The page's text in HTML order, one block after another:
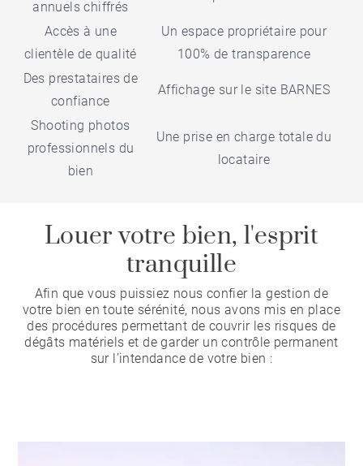
annuels chiffrés
Accès à une
clientèle de qualité
Un espace propriétaire pour
100% de transparence
Des prestataires de
confiance
Affichage sur le site BARNES
Shooting photos
professionnels du
bien
Une prise en charge totale du
locataire
Louer votre bien, l'esprit
tranquille
Afin que vous puissiez nous confier la gestion de
votre bien en toute sérénité, nous avons mis en place
des procédures permettant de couvrir les risques de
dégâts matériels et de garder un contrôle permanent
sur l’intendance de votre bien :